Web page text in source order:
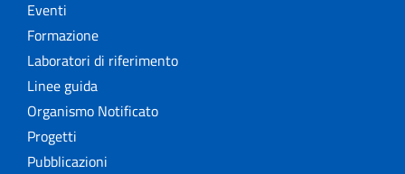
Eventi
Formazione
Laboratori di riferimento
Linee guida
Organismo Notificato
Progetti
Pubblicazioni